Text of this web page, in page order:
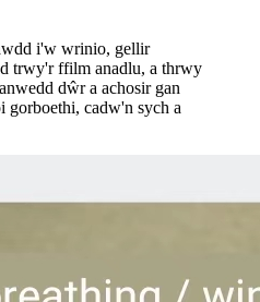
i'w wrinio, gellir
trwy'r ffilm anadlu, a thrwy
dŵr a achosir gan
gorboethi, cadw'n sych a